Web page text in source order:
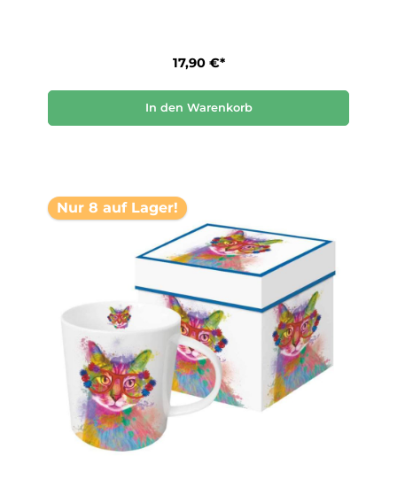
17,90 €*
In den Warenkorb
Nur 8 auf Lager!